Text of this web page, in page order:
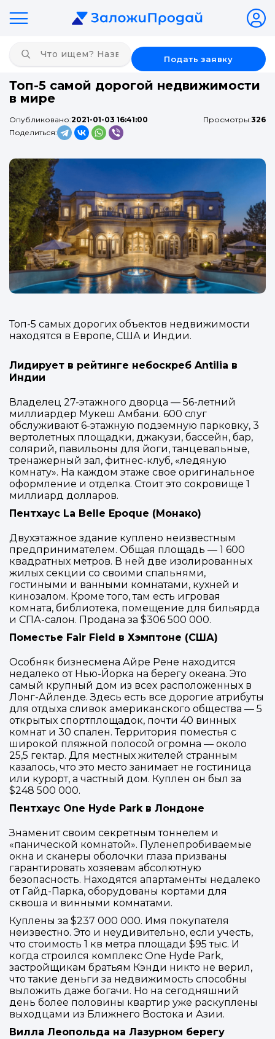
Подать заявку
Топ-5 самой дорогой недвижимости
в мире
Опубликовано:2021-01-03 16:41:00 Просмотры:326
Поделиться:
Топ-5 самых дорогих объектов недвижимости
находятся в Европе, США и Индии.
Лидирует в рейтинге небоскреб Antilia в
Индии
Владелец 27-этажного дворца — 56-летний
миллиардер Мукеш Амбани. 600 слуг
обслуживают 6-этажную подземную парковку, 3
вертолетных площадки, джакузи, бассейн, бар,
солярий, павильоны для йоги, танцевальные,
тренажерный зал, фитнес-клуб, «ледяную
комнату». На каждом этаже свое оригинальное
оформление и отделка. Стоит это сокровище 1
миллиард долларов.
Пентхаус La Belle Epoque (Монако)
Двухэтажное здание куплено неизвестным
предпринимателем. Общая площадь — 1 600
квадратных метров. В ней две изолированных
жилых секции со своими спальнями,
гостиными и ванными комнатами, кухней и
кинозалом. Кроме того, там есть игровая
комната, библиотека, помещение для бильярда
и СПА-салон. Продана за $306 500 000.
Поместье Fair Field в Хэмптоне (США)
Особняк бизнесмена Айре Рене находится
недалеко от Нью-Йорка на берегу океана. Это
самый крупный дом из всех расположенных в
Лонг-Айленде. Здесь есть все дорогие атрибуты
для отдыха сливок американского общества — 5
открытых спортплощадок, почти 40 винных
комнат и 30 спален. Территория поместья с
широкой пляжной полосой огромна — около
25,5 гектар. Для местных жителей странным
казалось, что это место занимает не гостиница
или курорт, а частный дом. Куплен он был за
$248 500 000.
Пентхаус One Hyde Park в Лондоне
Знаменит своим секретным тоннелем и
«панической комнатой». Пуленепробиваемые
окна и сканеры оболочки глаза призваны
гарантировать хозяевам абсолютную
безопасность. Находятся апартаменты недалеко
от Гайд-Парка, оборудованы кортами для
сквоша и винными комнатами.
Куплены за $237 000 000. Имя покупателя
неизвестно. Это и неудивительно, если учесть,
что стоимость 1 кв метра площади $95 тыс. И
когда строился комплекс One Hyde Park,
застройщикам братьям Кэнди никто не верил,
что такие деньги за недвижимость способны
выложить даже богачи. Но на сегодняшний
день более половины квартир уже раскуплены
выходцами из Ближнего Востока и Азии.
Вилла Леопольда на Лазурном берегу